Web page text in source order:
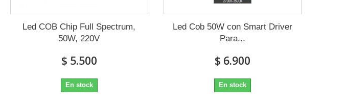
Led COB Chip Full Spectrum,
50W, 220V
$ 5.500
En stock
Led Cob 50W con Smart Driver
Para...
$ 6.900
En stock